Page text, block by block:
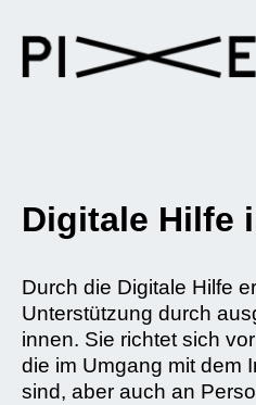
Digitale Hilfe
Durch die Digitale Hilfe
Unterstützung durch
innen. Sie richtet sich
die im Umgang mit dem
sind, aber auch an